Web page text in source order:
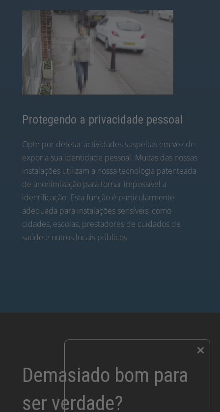
Protegendo a privacidade pessoal
Opte por detetar actividades suspeitas em vez de
expor a sua identidade pessoal. Muitas das nossas
instalações utilizam a nossa tecnologia patenteada
de anonimização para tornar impossível a
identificação. Esta função é particularmente
adequada para instalações sensíveis, como
cidades, escolas, prestadores de cuidados de
saúde e outros locais públicos.
Demasiado bom para
ser verdade?
×